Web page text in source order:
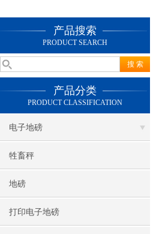
产品搜索
PRODUCT SEARCH
产品分类
PRODUCT CLASSIFICATION
电子地磅
牲畜秤
地磅
打印电子地磅